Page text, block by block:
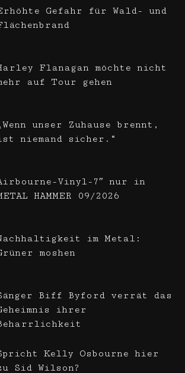
Gefahr für Wald- und
Flanagan möchte nicht
auf Tour gehen
unser Zuhause brennt,
niemand sicher.“
Vinyl-7″ nur in
HAMMER 09/2026
im Metal:
moshen
Biff Byford verrät das
ihrer
Kelly Osbourne hier
Sid Wilson?